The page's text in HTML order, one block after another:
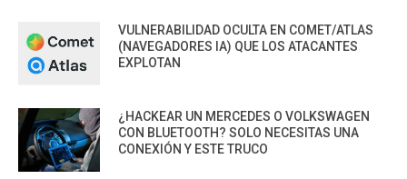
VULNERABILIDAD OCULTA EN COMET/ATLAS
(NAVEGADORES IA) QUE LOS ATACANTES
EXPLOTAN
¿HACKEAR UN MERCEDES O VOLKSWAGEN
CON BLUETOOTH? SOLO NECESITAS UNA
CONEXIÓN Y ESTE TRUCO